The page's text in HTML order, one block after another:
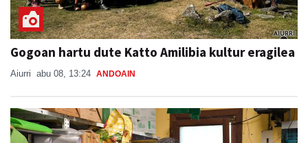
Gogoan hartu dute Katto Amilibia kultur eragilea
Aiurri abu 08, 13:24 ANDOAIN